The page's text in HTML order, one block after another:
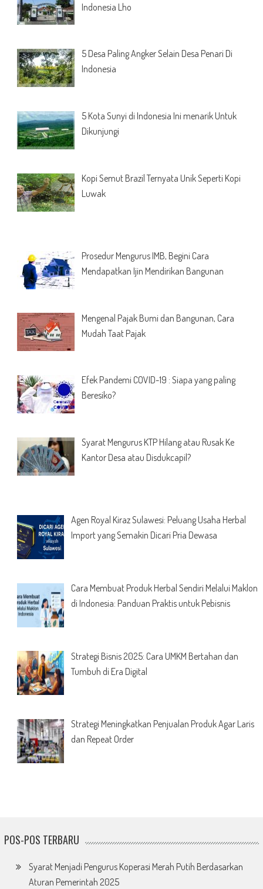
Indonesia Lho
5 Desa Paling Angker Selain Desa Penari Di
Indonesia
5 Kota Sunyi di Indonesia Ini menarik Untuk
Dikunjungi
Kopi Semut Brazil Ternyata Unik Seperti Kopi
Luwak
Prosedur Mengurus IMB, Begini Cara
Mendapatkan Ijin Mendirikan Bangunan
Mengenal Pajak Bumi dan Bangunan, Cara
Mudah Taat Pajak
Efek Pandemi COVID-19 : Siapa yang paling
Beresiko?
Syarat Mengurus KTP Hilang atau Rusak Ke
Kantor Desa atau Disdukcapil?
Agen Royal Kiraz Sulawesi: Peluang Usaha Herbal
Import yang Semakin Dicari Pria Dewasa
Cara Membuat Produk Herbal Sendiri Melalui Maklon
di Indonesia: Panduan Praktis untuk Pebisnis
Strategi Bisnis 2025: Cara UMKM Bertahan dan
Tumbuh di Era Digital
Strategi Meningkatkan Penjualan Produk Agar Laris
dan Repeat Order
POS-POS TERBARU
Syarat Menjadi Pengurus Koperasi Merah Putih Berdasarkan
Aturan Pemerintah 2025